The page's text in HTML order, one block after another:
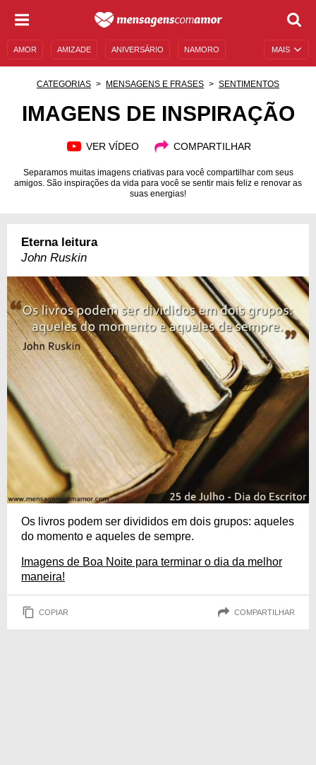
MAIS
AMOR AMIZADE ANIVERSÁRIO NAMORO
CATEGORIAS MENSAGENS E FRASES SENTIMENTOS
IMAGENS DE INSPIRAÇÃO
VER VÍDEO COMPARTILHAR
Separamos muitas imagens criativas para você compartilhar com seus
amigos. São inspirações da vida para você se sentir mais feliz e renovar as
suas energias!
Eterna leitura
John Ruskin
Os livros podem ser divididos em dois grupos: aqueles
do momento e aqueles de sempre.
Imagens de Boa Noite para terminar o dia da melhor
maneira!
COPIAR COMPARTILHAR